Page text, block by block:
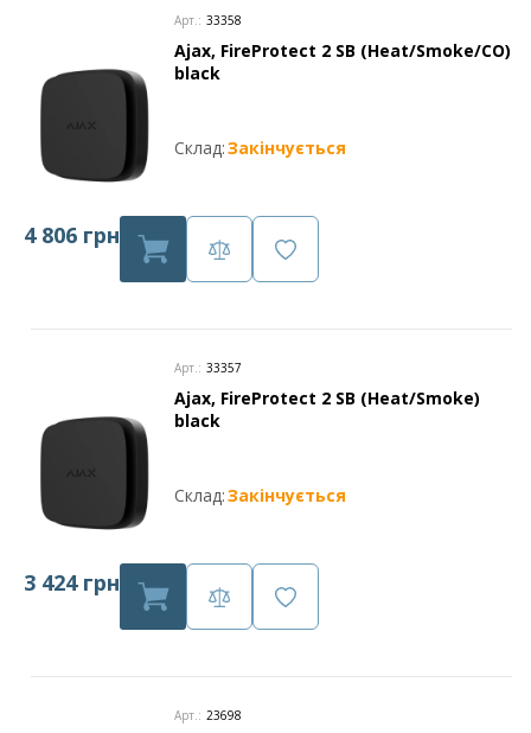
Арт.: 33358
Ajax, FireProtect 2 SB (Heat/Smoke/CO)
black
Склад:Закінчується
4 806 грн
Арт.: 33357
Ajax, FireProtect 2 SB (Heat/Smoke)
black
Склад:Закінчується
3 424 грн
Арт.: 23698